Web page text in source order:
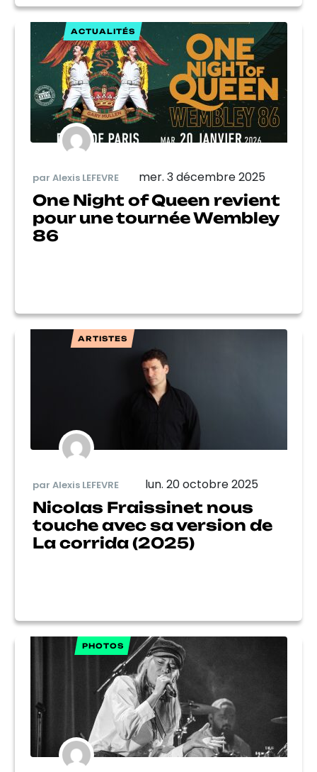
ACTUALITÉS
par Alexis LEFEVRE mer. 3 décembre 2025
One Night of Queen revient
pour une tournée Wembley
86
ARTISTES
par Alexis LEFEVRE lun. 20 octobre 2025
Nicolas Fraissinet nous
touche avec sa version de
La corrida (2025)
PHOTOS